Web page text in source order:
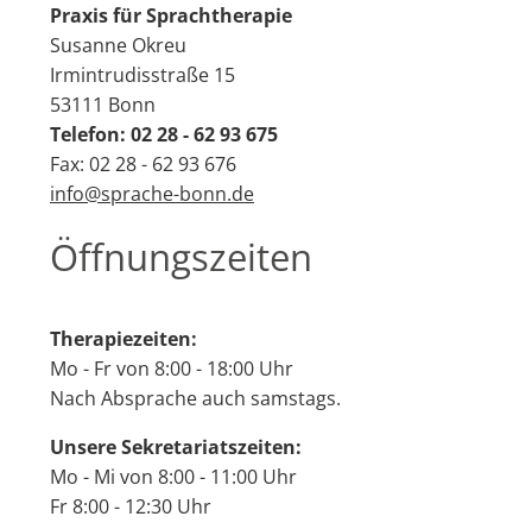
Praxis für Sprachtherapie
Susanne Okreu
Irmintrudisstraße 15
53111 Bonn
Telefon: 02 28 - 62 93 675
Fax: 02 28 - 62 93 676
info@sprache-bonn.de
Öffnungszeiten
Therapiezeiten:
Mo - Fr von 8:00 - 18:00 Uhr
Nach Absprache auch samstags.
Unsere Sekretariatszeiten:
Mo - Mi von 8:00 - 11:00 Uhr
Fr 8:00 - 12:30 Uhr